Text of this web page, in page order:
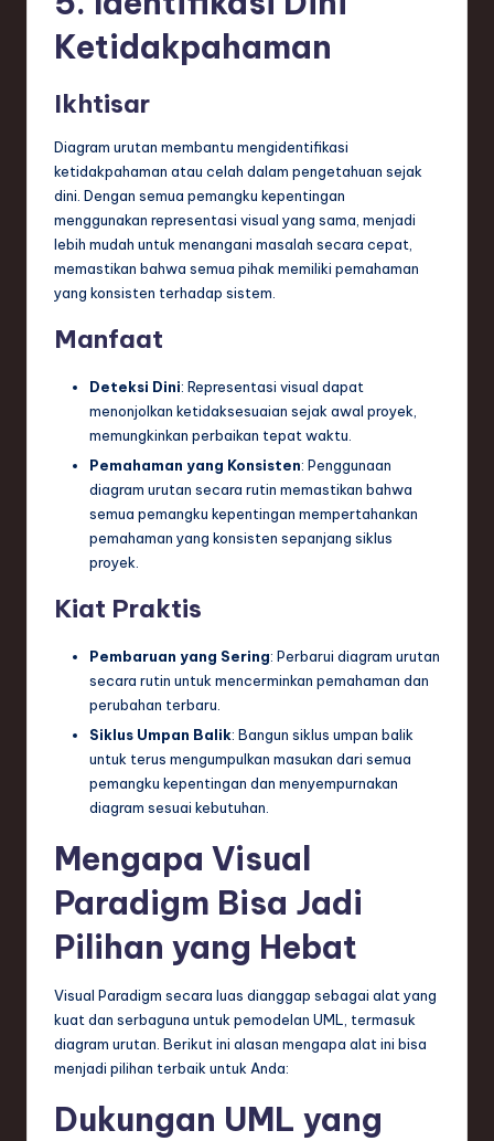
Ketidakpahaman
Ikhtisar
Diagram urutan membantu mengidentifikasi
ketidakpahaman atau celah dalam pengetahuan sejak
dini. Dengan semua pemangku kepentingan
menggunakan representasi visual yang sama, menjadi
lebih mudah untuk menangani masalah secara cepat,
memastikan bahwa semua pihak memiliki pemahaman
yang konsisten terhadap sistem.
Manfaat
Deteksi Dini: Representasi visual dapat
menonjolkan ketidaksesuaian sejak awal proyek,
memungkinkan perbaikan tepat waktu.
Pemahaman yang Konsisten: Penggunaan
diagram urutan secara rutin memastikan bahwa
semua pemangku kepentingan mempertahankan
pemahaman yang konsisten sepanjang siklus
proyek.
Kiat Praktis
Pembaruan yang Sering: Perbarui diagram urutan
secara rutin untuk mencerminkan pemahaman dan
perubahan terbaru.
Siklus Umpan Balik: Bangun siklus umpan balik
untuk terus mengumpulkan masukan dari semua
pemangku kepentingan dan menyempurnakan
diagram sesuai kebutuhan.
Mengapa Visual
Paradigm Bisa Jadi
Pilihan yang Hebat
Visual Paradigm secara luas dianggap sebagai alat yang
kuat dan serbaguna untuk pemodelan UML, termasuk
diagram urutan. Berikut ini alasan mengapa alat ini bisa
menjadi pilihan terbaik untuk Anda:
Dukungan UML yang